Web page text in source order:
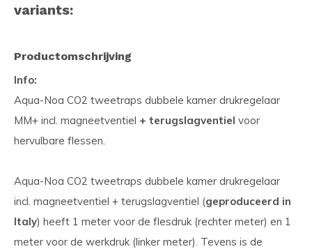
variants:
Productomschrijving
Info:
Aqua-Noa CO2 tweetraps dubbele kamer drukregelaar
MM+ incl. magneetventiel + terugslagventiel voor
hervulbare flessen.
Aqua-Noa CO2 tweetraps dubbele kamer drukregelaar
incl. magneetventiel + terugslagventiel (geproduceerd in
Italy) heeft 1 meter voor de flesdruk (rechter meter) en 1
meter voor de werkdruk (linker meter). Tevens is de